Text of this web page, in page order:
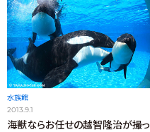
水族館
2013.9.1
海獣ならお任せの越智隆治が撮っ